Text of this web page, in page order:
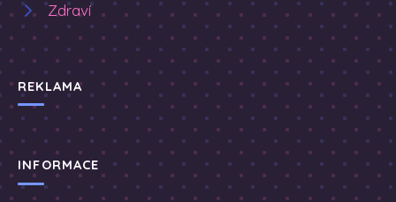
Zdraví
REKLAMA
INFORMACE